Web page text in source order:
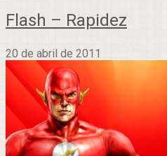
Flash – Rapidez
20 de abril de 2011